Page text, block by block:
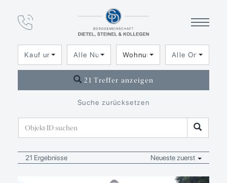
Immobilien­angebot
Wohnung
Kauf und MieteAlle Nutzungsarten
Wohnung Alle Orte
21 Treffer anzeigen
Suche zurücksetzen
21 Ergebnisse Neueste zuerst